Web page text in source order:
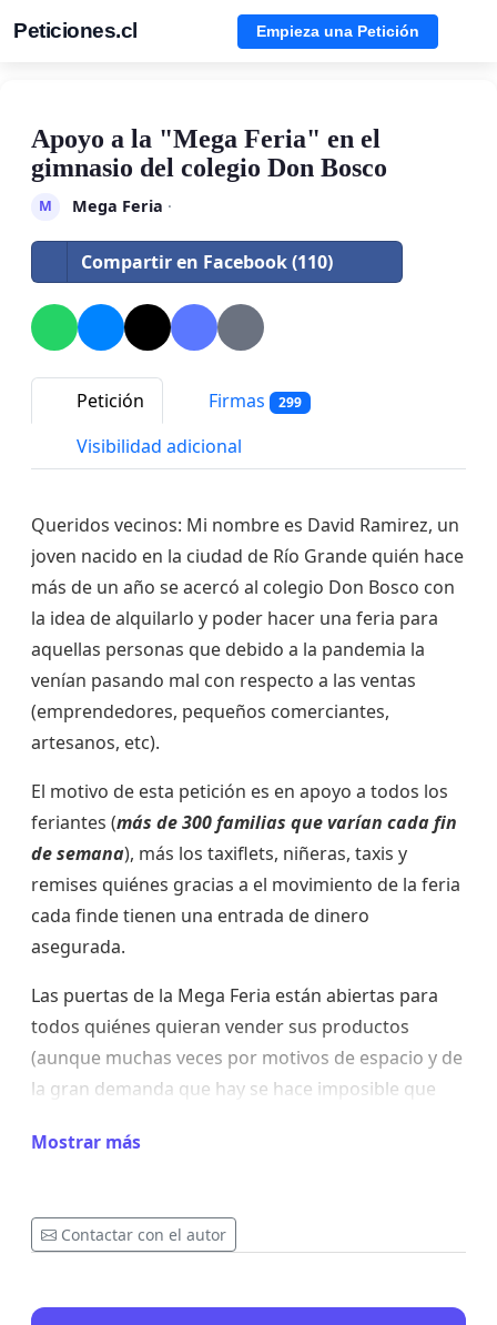
Peticiones.cl Empieza una Petición
Apoyo a la "Mega Feria" en el
gimnasio del colegio Don Bosco
M Mega Feria ·
Compartir en Facebook (110)
Petición Firmas 299
Visibilidad adicional
Queridos vecinos: Mi nombre es David Ramirez, un
joven nacido en la ciudad de Río Grande quién hace
más de un año se acercó al colegio Don Bosco con
la idea de alquilarlo y poder hacer una feria para
aquellas personas que debido a la pandemia la
venían pasando mal con respecto a las ventas
(emprendedores, pequeños comerciantes,
artesanos, etc).
El motivo de esta petición es en apoyo a todos los
feriantes (más de300familias que varían cada fin
de semana), más los taxiflets, niñeras, taxis y
remises quiénes gracias a el movimiento de la feria
cada finde tienen una entrada de dinero
asegurada.
Las puertas de la Mega Feria están abiertas para
todos quiénes quieran vender sus productos
(aunque muchas veces por motivos de espacio y de
la gran demanda que hay se hace imposible que
apoyo y que podamos seguir disfrutando del paseo
Sin más
Mostrar más
Contactar con el autor